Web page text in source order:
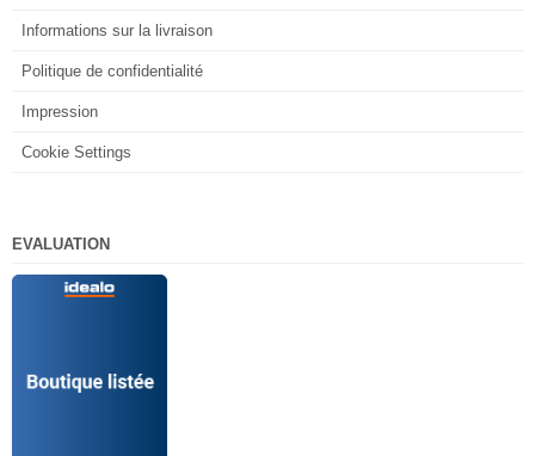
Informations sur la livraison
Politique de confidentialité
Impression
Cookie Settings
EVALUATION